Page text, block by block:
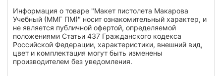
Информация о товаре "Макет пистолета Макарова
Учебный (ММГ ПМ)" носит ознакомительный характер, и
не является публичной офертой, определяемой
положениями Статьи 437 Гражданского кодекса
Российской Федерации, характеристики, внешний вид,
цвет и комплектация могут быть изменены
производителем без уведомления.